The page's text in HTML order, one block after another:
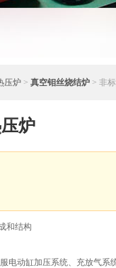
压炉 > 真空钼丝烧结炉 > 非
炉
和结构
电动缸加压系统、充放气系